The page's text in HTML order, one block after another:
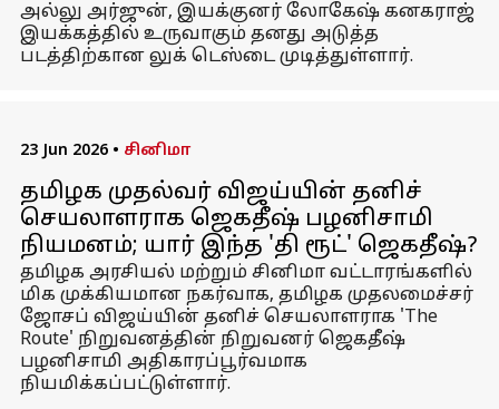
அல்லு அர்ஜுன், இயக்குனர் லோகேஷ் கனகராஜ்
இயக்கத்தில் உருவாகும் தனது அடுத்த
படத்திற்கான லுக் டெஸ்டை முடித்துள்ளார்.
23 Jun 2026 • சினிமா
தமிழக முதல்வர் விஜய்யின் தனிச்
செயலாளராக ஜெகதீஷ் பழனிசாமி
நியமனம்; யார் இந்த 'தி ரூட்' ஜெகதீஷ்?
தமிழக அரசியல் மற்றும் சினிமா வட்டாரங்களில்
மிக முக்கியமான நகர்வாக, தமிழக முதலமைச்சர்
ஜோசப் விஜய்யின் தனிச் செயலாளராக 'The
Route' நிறுவனத்தின் நிறுவனர் ஜெகதீஷ்
பழனிசாமி அதிகாரப்பூர்வமாக
நியமிக்கப்பட்டுள்ளார்.